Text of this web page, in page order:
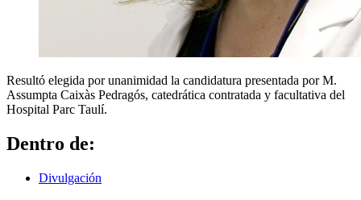
Resultó elegida por unanimidad la candidatura presentada por M.
Assumpta Caixàs Pedragós, catedrática contratada y facultativa del
Hospital Parc Taulí.
Dentro de:
Divulgación